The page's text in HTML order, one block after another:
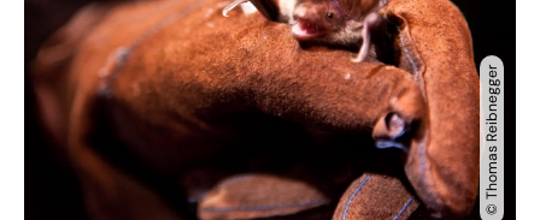
© Thomas Reibnegger